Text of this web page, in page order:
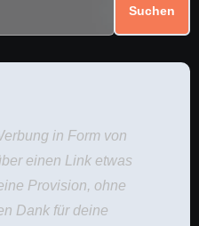
Suchen
in Form von
einen Link etwas
Provision, ohne
Dank für deine